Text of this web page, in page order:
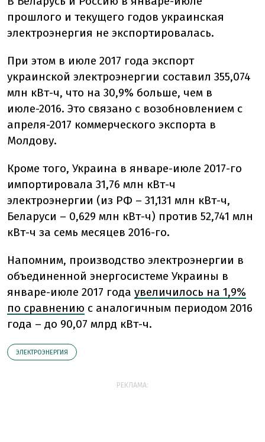
прошлого и текущего годов украинская
электроэнергия не экспортировалась.
При этом в июле 2017 года экспорт
украинской электроэнергии составил 355,074
млн кВт-ч, что на 30,9% больше, чем в
июле-2016. Это связано с возобновлением с
апреля-2017 коммерческого экспорта в
Молдову.
Кроме того, Украина в январе-июле 2017-го
импортировала 31,76 млн кВт-ч
электроэнергии (из РФ – 31,131 млн кВт-ч,
Беларуси – 0,629 млн кВт-ч) против 52,741 млн
кВт-ч за семь месяцев 2016-го.
Напомним, производство электроэнергии в
объединенной энергосистеме Украины в
январе-июле 2017 года увеличилось на 1,9%
по сравнению с аналогичным периодом 2016
года – до 90,07 млрд кВт-ч.
ЭЛЕКТРОЭНЕРГИЯ
РЕКЛАМА: